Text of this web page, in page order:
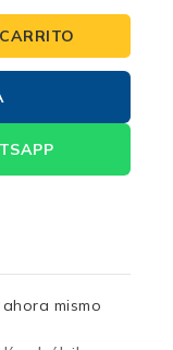
mismo